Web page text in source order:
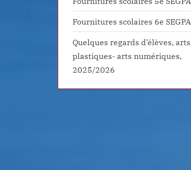
Fournitures scolaires 6e SEGPA
Quelques regards d’élèves, arts
plastiques- arts numériques,
2025/2026